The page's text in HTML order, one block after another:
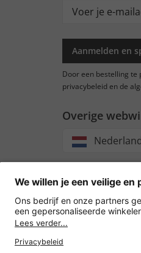
Aanmelden en
Door een bestelling te
privacybeleid en de
Overige